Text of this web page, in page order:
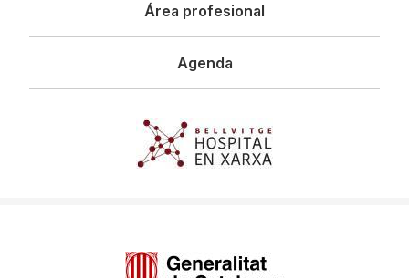
Área profesional
Agenda